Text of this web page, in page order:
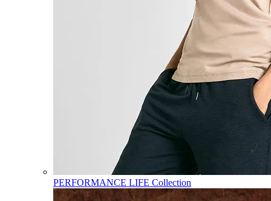
PERFORMANCE LIFE Collection